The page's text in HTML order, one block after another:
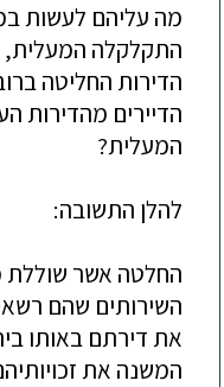
מה עליהם לעשות
התקלקלה המעלית,
הדירות החליטה
הדיירים מהדירות
המעלית?
להלן התשובה:
החלטה אשר שוללת
השירותים שהם
את דירתם באותו
המשנה את